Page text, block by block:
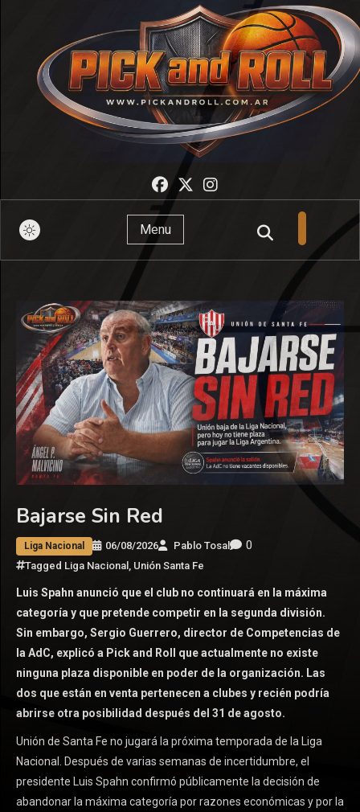
Pick And Roll
Menu
Bajarse Sin Red
Liga Nacional 06/08/2026 Pablo Tosal 0
Tagged Liga Nacional , Unión Santa Fe
Luis Spahn anunció que el club no continuará en la máxima
categoría y que pretende competir en la segunda división.
Sin embargo, Sergio Guerrero, director de Competencias de
la AdC, explicó a Pick and Roll que actualmente no existe
ninguna plaza disponible en poder de la organización. Las
dos que están en venta pertenecen a clubes y recién podría
abrirse otra posibilidad después del 31 de agosto.
Unión de Santa Fe no jugará la próxima temporada de la Liga
Nacional. Después de varias semanas de incertidumbre, el
presidente Luis Spahn confirmó públicamente la decisión de
abandonar la máxima categoría por razones económicas y por la